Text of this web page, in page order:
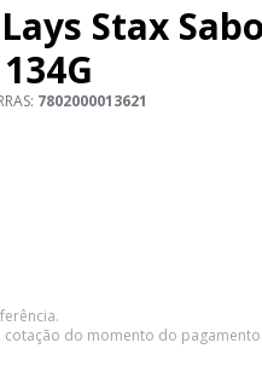
Stax
7802000013621
do momento do pagamento.